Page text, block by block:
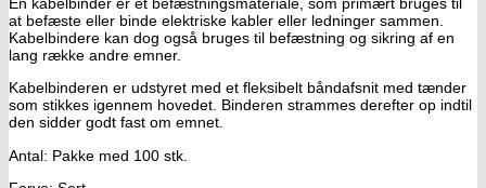
at befæste eller binde elektriske kabler eller ledninger sammen.
Kabelbindere kan dog også bruges til befæstning og sikring af en
lang række andre emner.
Kabelbinderen er udstyret med et fleksibelt båndafsnit med tænder
som stikkes igennem hovedet. Binderen strammes derefter op indtil
den sidder godt fast om emnet.
Antal: Pakke med 100 stk.